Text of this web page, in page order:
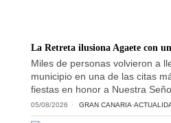
La Retreta ilusiona Agaete con
Miles de personas volvieron a
municipio en una de las citas
fiestas en honor a Nuestra
05/08/2026 GRAN CANARIA·